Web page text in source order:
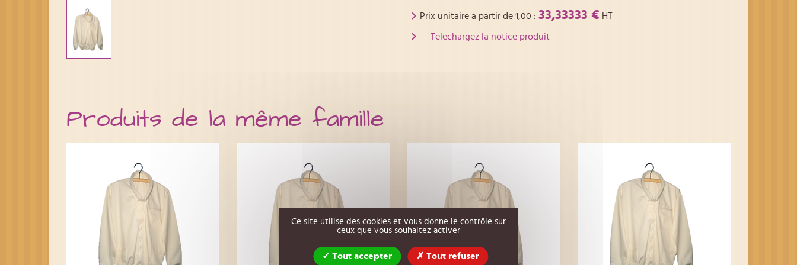
Prix unitaire a partir de 1,00 : 33,33333 € HT
Telechargez la notice produit
Produits de la même famille
Ce site utilise des cookies et vous donne le contrôle sur
ceux que vous souhaitez activer
Tout accepter Tout refuser